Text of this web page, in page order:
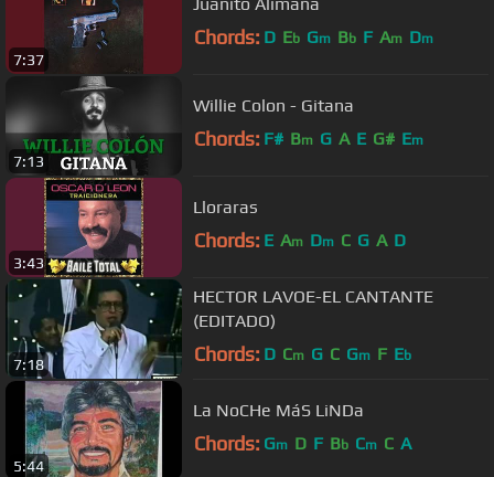
7:37
Chords: D Eb Gm Bb F Am Dm
7:13
Willie Colon - Gitana
Chords: F# Bm G A E G# Em
3:43
Lloraras
Chords: E Am Dm C G A D
7:18
HECTOR LAVOE-EL CANTANTE
(EDITADO)
Chords: D Cm G C Gm F Eb
5:44
La NoCHe MáS LiNDa
Chords: Gm D F Bb Cm C A